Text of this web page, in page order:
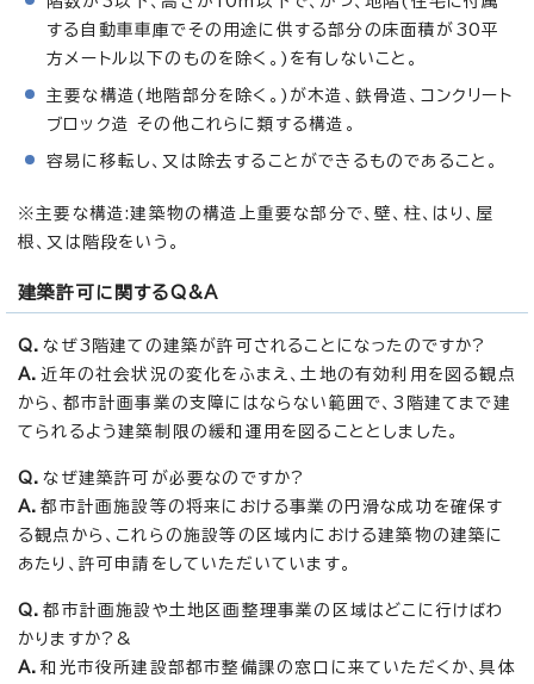
する自動車車庫でその用途に供する部分の床面積が30平
方メートル以下のものを除く。)を有しないこと。
主要な構造(地階部分を除く。)が木造、鉄骨造、コンクリート
ブロック造 その他これらに類する構造。
容易に移転し、又は除去することができるものであること。
※主要な構造:建築物の構造上重要な部分で、壁、柱、はり、屋
根、又は階段をいう。
建築許可に関するQ&A
Q．なぜ3階建ての建築が許可されることになったのですか?
A．近年の社会状況の変化をふまえ、土地の有効利用を図る観点
から、都市計画事業の支障にはならない範囲で、3階建てまで建
てられるよう建築制限の緩和運用を図ることとしました。
Q．なぜ建築許可が必要なのですか?
A．都市計画施設等の将来における事業の円滑な成功を確保す
る観点から、これらの施設等の区域内における建築物の建築に
あたり、許可申請をしていただいています。
Q．都市計画施設や土地区画整理事業の区域はどこに行けばわ
かりますか?&
A．和光市役所建設部都市整備課の窓口に来ていただくか、具体